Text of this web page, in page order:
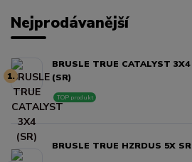
Nejprodávanější
1.
BRUSLE TRUE CATALYST 3X4
(SR)
TOP produkt
BRUSLE TRUE HZRDUS 5X SR